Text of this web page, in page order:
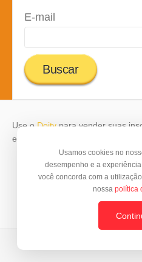
E-mail
Use o Doity para vender suas
eventos.
Usamos cookies no
desempenho e a
você concorda com a
nossa política